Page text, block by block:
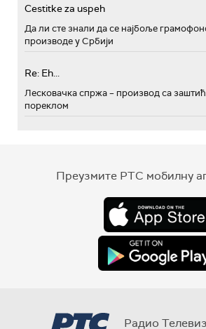
Cestitke za uspeh
Да ли сте знали да се најбоље
производе у Србији
Re: Eh...
Лесковачка спржа – производ са
пореклом
Преузмите РТС мобилну
Радио